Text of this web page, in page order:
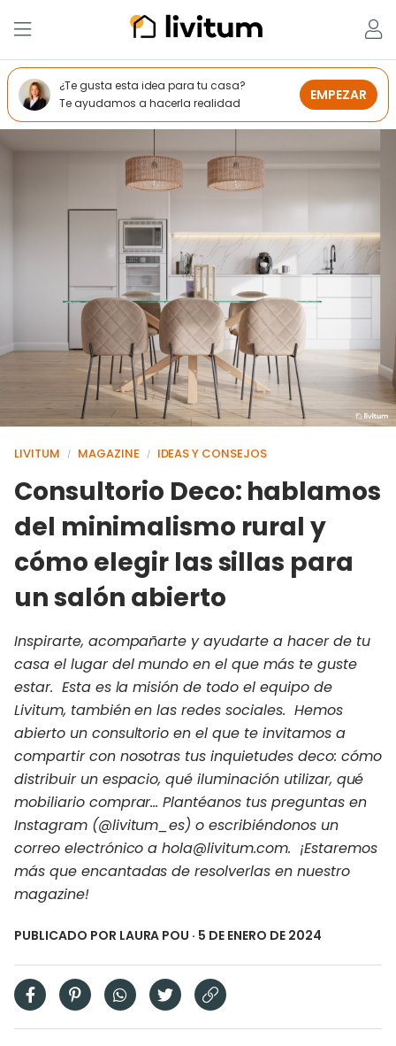
LIVITUM / MAGAZINE / IDEAS Y CONSEJOS
Consultorio Deco: hablamos
del minimalismo rural y
cómo elegir las sillas para
un salón abierto
Inspirarte, acompañarte y ayudarte a hacer de tu
casa el lugar del mundo en el que más te guste
estar. Esta es la misión de todo el equipo de
Livitum, también en las redes sociales. Hemos
abierto un consultorio en el que te invitamos a
compartir con nosotras tus inquietudes deco: cómo
distribuir un espacio, qué iluminación utilizar, qué
mobiliario comprar… Plantéanos tus preguntas en
Instagram (@livitum_es) o escribiéndonos un
correo electrónico a hola@livitum.com. ¡Estaremos
más que encantadas de resolverlas en nuestro
magazine!
PUBLICADO POR LAURA POU · 5 DE ENERO DE 2024
¿Te gusta esta idea para tu casa?
Te ayudamos a hacerla realidad
EMPEZAR